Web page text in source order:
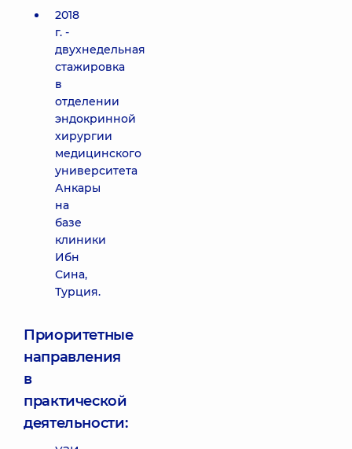
2018
г. -
двухнедельная
стажировка
в
отделении
эндокринной
хирургии
медицинского
университета
Анкары
на
базе
клиники
Ибн
Сина,
Турция.
Приоритетные
направления
в
практической
деятельности: